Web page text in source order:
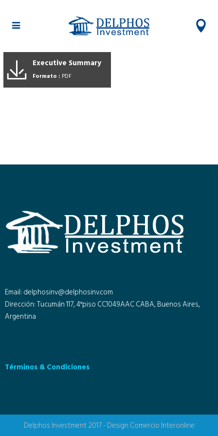
Executive Summary
Formato : PDF
Email: delphosinv@delphosinv.com
Dirección: Tucumán 117, 4°piso CC1049AAC CABA, Buenos Aires,
Argentina
Términos & Condiciones
Delphos Investment 2017 - Design Comercio Interonline